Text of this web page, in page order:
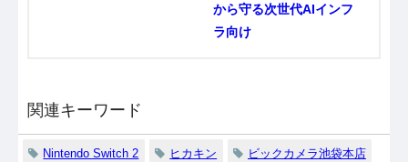
から守る次世代AIインフ
ラ向け
関連キーワード
Nintendo Switch 2 ヒカキン ビックカメラ池袋本店